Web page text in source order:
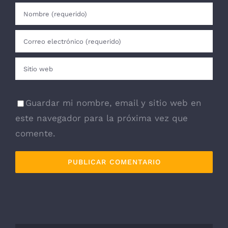
Guardar mi nombre, email y sitio web en
este navegador para la próxima vez que
comente.